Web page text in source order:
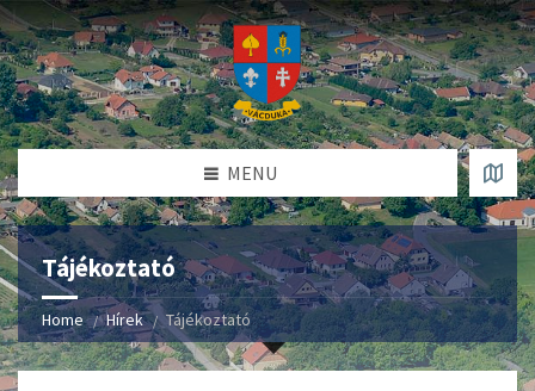
MENU
Tájékoztató
Home Hírek Tájékoztató